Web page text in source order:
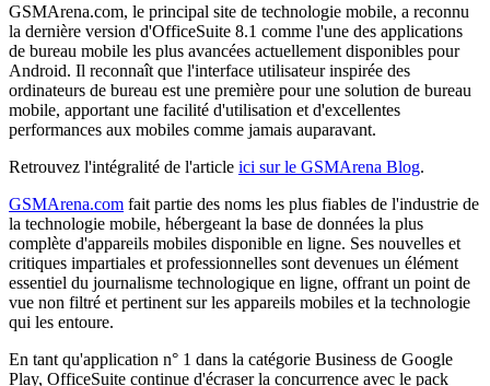
GSMArena.com, le principal site de technologie mobile, a reconnu
la dernière version d'OfficeSuite 8.1 comme l'une des applications
de bureau mobile les plus avancées actuellement disponibles pour
Android. Il reconnaît que l'interface utilisateur inspirée des
ordinateurs de bureau est une première pour une solution de bureau
mobile, apportant une facilité d'utilisation et d'excellentes
performances aux mobiles comme jamais auparavant.
Retrouvez l'intégralité de l'article ici sur le GSMArena Blog.
GSMArena.com fait partie des noms les plus fiables de l'industrie de
la technologie mobile, hébergeant la base de données la plus
complète d'appareils mobiles disponible en ligne. Ses nouvelles et
critiques impartiales et professionnelles sont devenues un élément
essentiel du journalisme technologique en ligne, offrant un point de
vue non filtré et pertinent sur les appareils mobiles et la technologie
qui les entoure.
En tant qu'application n° 1 dans la catégorie Business de Google
Play, OfficeSuite continue d'écraser la concurrence avec le pack